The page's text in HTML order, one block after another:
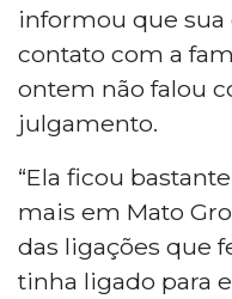
informou que
contato com a
ontem não falou
julgamento.
“Ela ficou
mais em Mato
das ligações que
tinha ligado para